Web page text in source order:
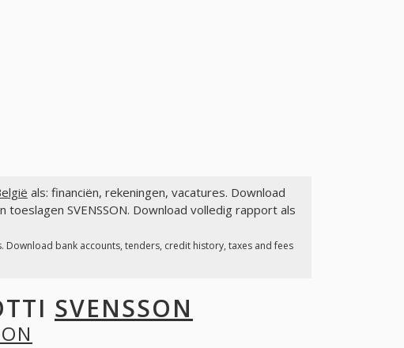
als: financiën, rekeningen, vacatures. Download
SVENSSON. Download volledig rapport als
Download bank accounts, tenders, credit history, taxes and fees
SVENSSON